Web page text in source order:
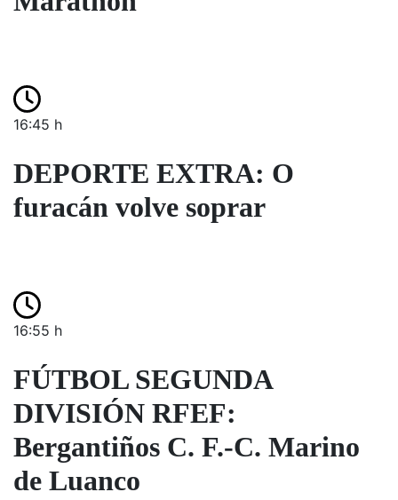
16:45 h
DEPORTE EXTRA: O
furacán volve soprar
16:55 h
FÚTBOL SEGUNDA
DIVISIÓN RFEF:
Bergantiños C. F.-C. Marino
de Luanco